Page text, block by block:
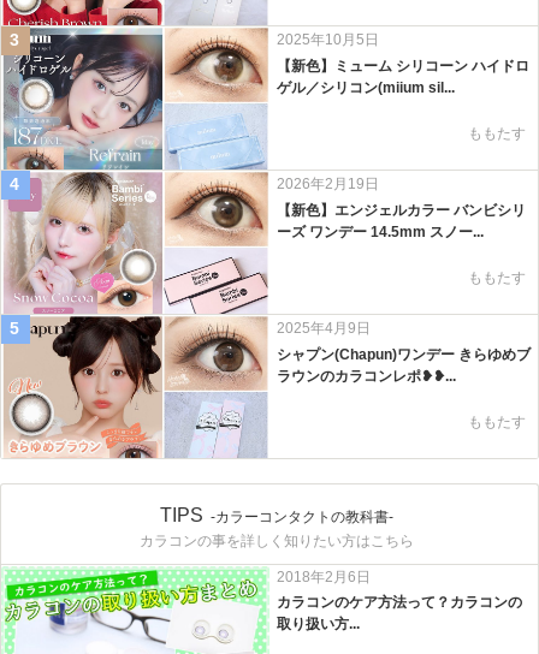
3
2025年10月5日
【新色】ミューム シリコーン ハイドロ
ゲル／シリコン(miium sil...
ももたす
4
2026年2月19日
【新色】エンジェルカラー バンビシリ
ーズ ワンデー 14.5mm スノー...
ももたす
5
2025年4月9日
シャプン(Chapun)ワンデー きらゆめブ
ラウンのカラコンレポ❥❥...
ももたす
TIPS -カラーコンタクトの教科書-
カラコンの事を詳しく知りたい方はこちら
2018年2月6日
カラコンのケア方法って？カラコンの
取り扱い方...